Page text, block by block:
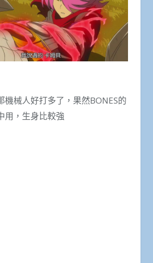
機械人好打多了，果然BONES的
用，生身比較強